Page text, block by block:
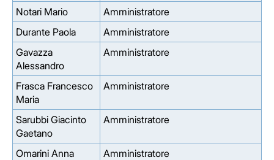
Notari Mario
Amministratore
Durante Paola
Amministratore
Gavazza
Alessandro
Amministratore
Frasca Francesco
Maria
Amministratore
Sarubbi Giacinto
Gaetano
Amministratore
Omarini Anna
Amministratore